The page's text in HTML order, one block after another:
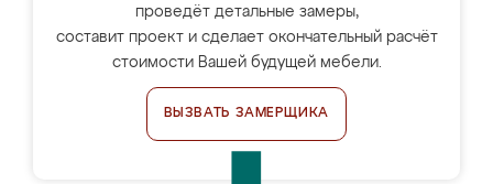
проведёт детальные замеры,
составит проект и сделает окончательный расчёт
стоимости Вашей будущей мебели.
ВЫЗВАТЬ ЗАМЕРЩИКА